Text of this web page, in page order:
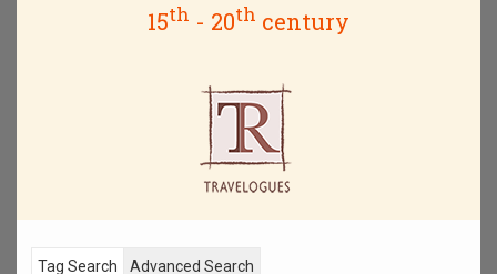
15th - 20th century
Tag Search Advanced Search